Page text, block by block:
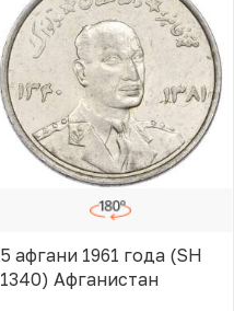
5 афгани 1961 года (SH
1340) Афганистан